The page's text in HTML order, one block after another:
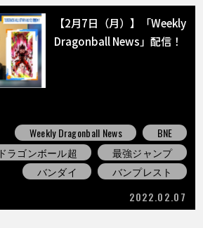
【2月7日（月）】「Weekly
Dragonball News」配信！
Weekly Dragonball News
BNE
ドラゴンボール超
最強ジャンプ
バンダイ
バンプレスト
2022.02.07